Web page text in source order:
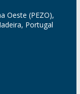
Oeste (PEZO),
Portugal